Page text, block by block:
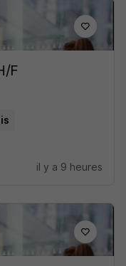
F
il y a 9 heures